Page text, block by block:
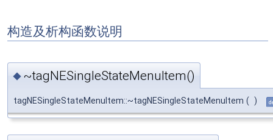
构造及析构函数说明
◆ ~tagNESingleStateMenuItem()
tagNESingleStateMenuItem::~tagNESingleStateMenuItem ( )